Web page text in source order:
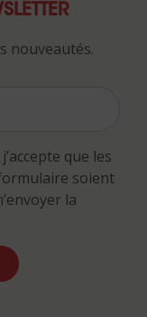
nouveautés.
que les
soient
la